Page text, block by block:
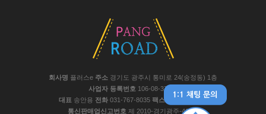
회사명 플러스e 주소 경기도 광주시 통미로 24(송정동) 1층
사업자 등록번호 106-08-37441
대표 송안용 전화 031-767-8035 팩스 031-767-8048
통신판매업신고번호 제 2010-경기광주-467호